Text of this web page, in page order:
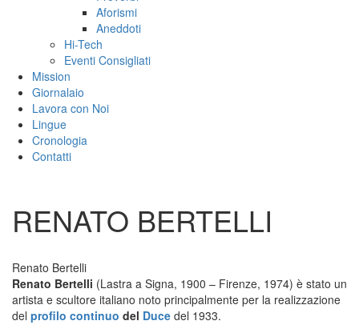
Aforismi
Aneddoti
Hi-Tech
Eventi Consigliati
Mission
Giornalaio
Lavora con Noi
Lingue
Cronologia
Contatti
RENATO BERTELLI
Renato Bertelli
Renato Bertelli (Lastra a Signa, 1900 – Firenze, 1974) è stato un
artista e scultore italiano noto principalmente per la realizzazione
del profilo continuo del Duce del 1933.